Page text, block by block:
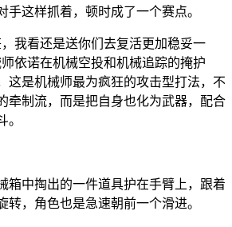
手这样抓着，顿时成了一个赛点。
我看还是送你们去复活更加稳妥一
依诺在机械空投和机械追踪的掩护
这是机械师最为疯狂的攻击型打法，不
牵制流，而是把自身也化为武器，配合
。
箱中掏出的一件道具护在手臂上，跟着
转，角色也是急速朝前一个滑进。